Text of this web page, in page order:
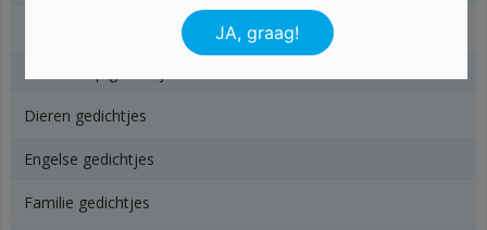
Dieren gedichtjes
Engelse gedichtjes
Familie gedichtjes